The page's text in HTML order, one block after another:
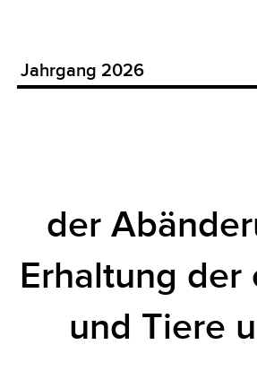
Jahrgang 2026
der
Erhaltung
und Tiere